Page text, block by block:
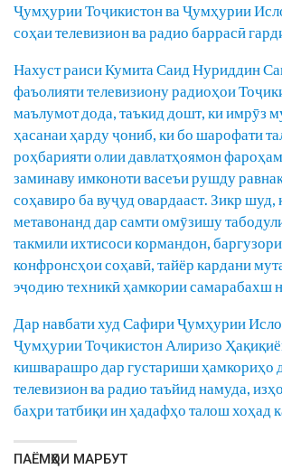
Ҷумҳурии Тоҷикистон ва Ҷумҳурии
соҳаи телевизион ва радио баррасӣ
Нахуст раиси Кумита Саид Нуриддин
фаъолияти телевизиону радиоҳои
маълумот дода, таъкид дошт, ки имрӯз
ҳасанаи ҳарду ҷониб, ки бо шарофати
роҳбарияти олии давлатҳоямон
заминаву имконоти васеъи рушду
соҳавиро ба вуҷуд овардааст. Зикр
метавонанд дар самти омӯзишу
такмили ихтисоси кормандон,
конфронсҳои соҳавӣ, тайёр кардани
эҷодию техникӣ ҳамкории самарабахш
Дар навбати худ Сафири Ҷумҳурии
Ҷумҳурии Тоҷикистон Алиризо
кишварашро дар густариши ҳамкориҳо
телевизион ва радио таъйид намуда,
баҳри татбиқи ин ҳадафҳо талош хоҳад
ПАЁМҲОИ МАРБУТ